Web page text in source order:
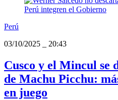
Perú
03/10/2025
20:43
Cusco y el Mincul se
de Machu Picchu:
en juego